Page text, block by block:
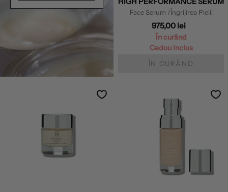
Face Serum /Îngrijirea Pielii
975,00 lei
În curând
Cadou Inclus
ÎN CURÂND